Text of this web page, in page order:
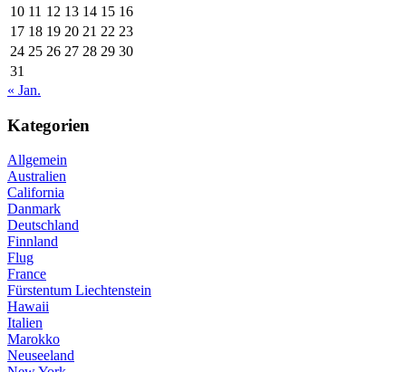
10 11 12 13 14 15 16
17 18 19 20 21 22 23
24 25 26 27 28 29 30
31
« Jan.
Kategorien
Allgemein
Australien
California
Danmark
Deutschland
Finnland
Flug
France
Fürstentum Liechtenstein
Hawaii
Italien
Marokko
Neuseeland